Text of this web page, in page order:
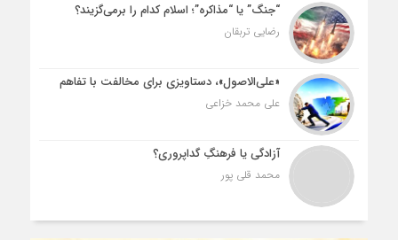
“جنگ” یا “مذاکره”؛ اسلام کدام را برمی‌گزیند؟
رضایی تربقان
«علی‌الاصول»، دستاویزی برای مخالفت با تفاهم
علی محمد خزاعی
آزادگی یا فرهنگِ گداپروری؟
محمد قلی پور